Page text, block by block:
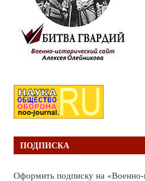
ПОДПИСКА
Оформить подписку на «Военно-